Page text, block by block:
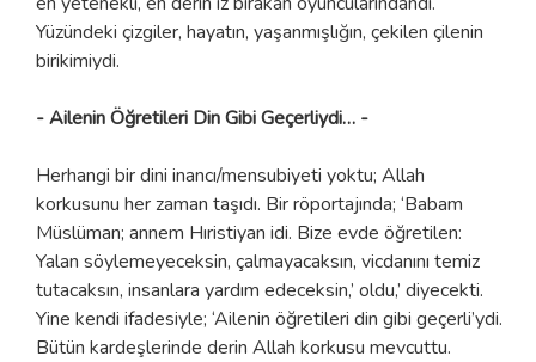
Yüzündeki çizgiler, hayatın, yaşanmışlığın, çekilen çilenin
birikimiydi.
- Ailenin Öğretileri Din Gibi Geçerliydi… -
Herhangi bir dini inancı/mensubiyeti yoktu; Allah
korkusunu her zaman taşıdı. Bir röportajında; ‘Babam
Müslüman; annem Hıristiyan idi. Bize evde öğretilen:
Yalan söylemeyeceksin, çalmayacaksın, vicdanını temiz
tutacaksın, insanlara yardım edeceksin,’ oldu,’ diyecekti.
Yine kendi ifadesiyle; ‘Ailenin öğretileri din gibi geçerli’ydi.
Bütün kardeşlerinde derin Allah korkusu mevcuttu.